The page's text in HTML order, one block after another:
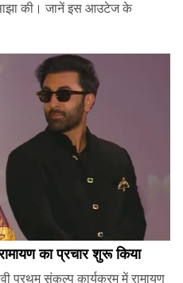
की। जानें इस आउटेज के
का प्रचार शुरू किया
प्रथम् संकल्प कार्यक्रम में रामायण